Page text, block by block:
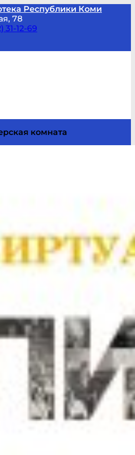
Республики Коми
78
31-12-69
комната